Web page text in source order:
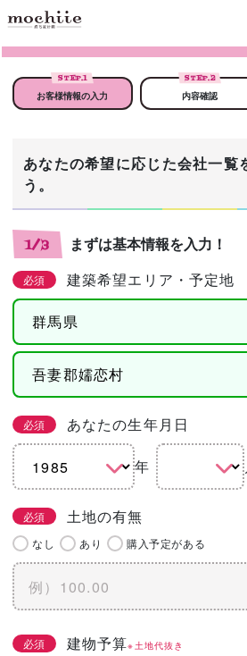
STEP.1
お客様情報の入力
STEP.2
内容確認
あなたの希望に応じた会社一覧
う。
1/3 まずは基本情報を入力！
必須 建築希望エリア・予定地
必須 あなたの生年月日
年
必須 土地の有無
なし あり 購入予定がある
必須 建物予算※土地代抜き